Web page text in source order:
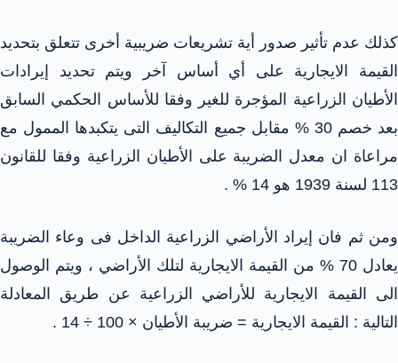
كذلك عدم تأثير صدور أية تشريعات ضريبية أخرى تتعلق بتحديد
القيمة الايجارية على أي أساس آخر ويتم تحديد إيرادات
الأطيان الزراعية المؤجرة للغير وفقا للأساس الحكمي السابق
بعد خصم 30 % مقابل جميع التكاليف التى يتكبدها الممول مع
مراعاة ان معدل الضريبة على الأطيان الزراعية وفقا للقانون
113 لسنة 1939 هو 14 % .
ومن ثم فان إيراد الأراضي الزراعية الداخل فى وعاء الضريبة
يعادل 70 % من القيمة الايجارية لتلك الأراضي ، ويتم الوصول
الى القيمة الايجارية للأراضي الزراعية عن طريق المعادلة
التالية : القيمة الايجارية = ضريبة الأطيان × 100 ÷ 14 .